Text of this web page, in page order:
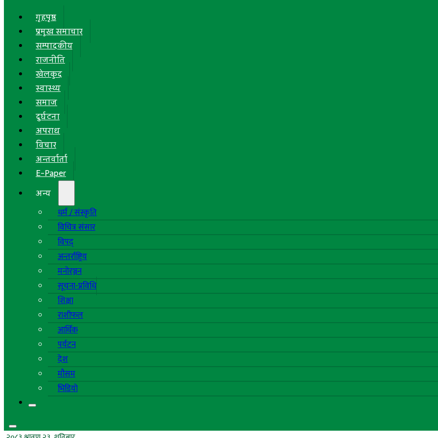
गृहपृष्ठ
प्रमुख समाचार
सम्पादकीय
राजनीति
खेलकुद
स्वास्थ्य
समाज
दुर्घटना
अपराध
विचार
अन्तर्वार्ता
E-Paper
अन्य
धर्म / संस्कृति
विचित्र संसार
विपद्
अन्तर्राष्ट्रिय
मनोरञ्जन
सूचना-प्रविधि
शिक्षा
राशीफल
आर्थिक
पर्यटन
देश
मौसम
भिडियो